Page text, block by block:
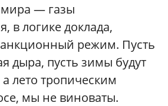
мира — газы
в логике доклада,
режим. Пусть
дыра, пусть зимы будут
лето тропическим
мы не виноваты.